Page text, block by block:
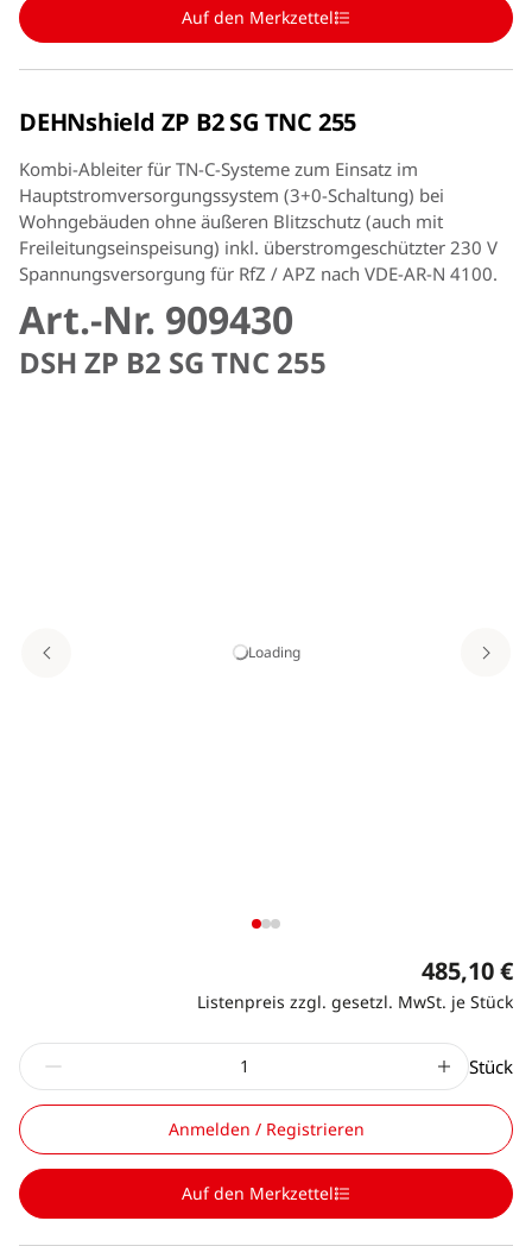
Auf den Merkzettel
DEHNshield ZP B2 SG TNC 255
Kombi-Ableiter für TN-C-Systeme zum Einsatz im
Hauptstromversorgungssystem (3+0-Schaltung) bei
Wohngebäuden ohne äußeren Blitzschutz (auch mit
Freileitungseinspeisung) inkl. überstromgeschützter 230 V
Spannungsversorgung für RfZ / APZ nach VDE-AR-N 4100.
Art.-Nr. 909430
DSH ZP B2 SG TNC 255
Loading
485,10 €
Listenpreis zzgl. gesetzl. MwSt. je Stück
Stück
Anmelden / Registrieren
Auf den Merkzettel